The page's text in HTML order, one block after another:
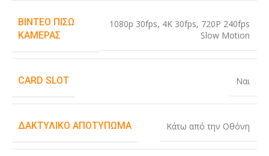
ΒΊΝΤΕΟ ΠΊΣΩ
ΚΆΜΕΡΑΣ
1080p 30fps, 4K 30fps, 720P 240fps
Slow Motion
CARD SLOT Ναι
ΔΑΚΤΥΛΙΚΌ ΑΠΟΤΎΠΩΜΑ Κάτω από την Οθόνη